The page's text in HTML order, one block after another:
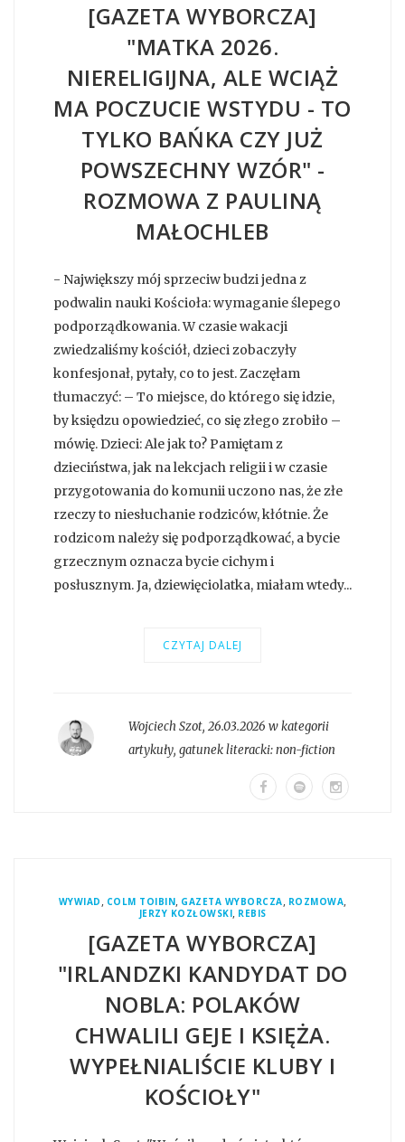
[GAZETA WYBORCZA]
"MATKA 2026.
NIERELIGIJNA, ALE WCIĄŻ
MA POCZUCIE WSTYDU - TO
TYLKO BAŃKA CZY JUŻ
POWSZECHNY WZÓR" -
ROZMOWA Z PAULINĄ
MAŁOCHLEB
- Największy mój sprzeciw budzi jedna z
podwalin nauki Kościoła: wymaganie ślepego
podporządkowania. W czasie wakacji
zwiedzaliśmy kościół, dzieci zobaczyły
konfesjonał, pytały, co to jest. Zaczęłam
tłumaczyć: – To miejsce, do którego się idzie,
by księdzu opowiedzieć, co się złego zrobiło –
mówię. Dzieci: Ale jak to? Pamiętam z
dzieciństwa, jak na lekcjach religii i w czasie
przygotowania do komunii uczono nas, że złe
rzeczy to niesłuchanie rodziców, kłótnie. Że
rodzicom należy się podporządkować, a bycie
grzecznym oznacza bycie cichym i
posłusznym. Ja, dziewięciolatka, miałam wtedy...
CZYTAJ DALEJ
Wojciech Szot, 26.03.2026 w kategorii
artykuły, gatunek literacki:non-fiction
WYWIAD , COLM TOIBIN, GAZETA WYBORCZA, ROZMOWA,
JERZY KOZŁOWSKI, REBIS
[GAZETA WYBORCZA]
"IRLANDZKI KANDYDAT DO
NOBLA: POLAKÓW
CHWALILI GEJE I KSIĘŻA.
WYPEŁNIALIŚCIE KLUBY I
KOŚCIOŁY"